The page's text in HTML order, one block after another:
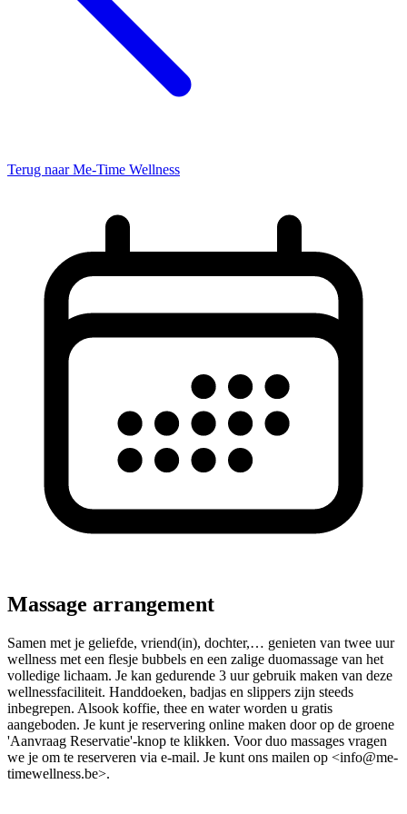
Terug naar Me-Time Wellness
Massage arrangement
Samen met je geliefde, vriend(in), dochter,… genieten van twee uur
wellness met een flesje bubbels en een zalige duomassage van het
volledige lichaam. Je kan gedurende 3 uur gebruik maken van deze
wellnessfaciliteit. Handdoeken, badjas en slippers zijn steeds
inbegrepen. Alsook koffie, thee en water worden u gratis
aangeboden. Je kunt je reservering online maken door op de groene
'Aanvraag Reservatie'-knop te klikken. Voor duo massages vragen
we je om te reserveren via e-mail. Je kunt ons mailen op <info@me-
timewellness.be>.